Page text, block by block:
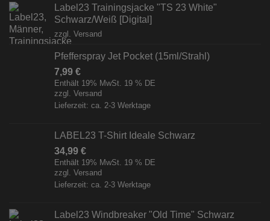
Label23 Trainingsjacke "TS 23 White"
Schwarz/Weiß [Digital]
zzgl. Versand
Pfefferspray Jet Pocket (15ml/Strahl)
7,99 €
Enthält 19% MwSt. 19 % DE
zzgl. Versand
Lieferzeit: ca. 2-3 Werktage
LABEL23 T-Shirt Ideale Schwarz
34,99 €
Enthält 19% MwSt. 19 % DE
zzgl. Versand
Lieferzeit: ca. 2-3 Werktage
Label23 Windbreaker "Old Time" Schwarz